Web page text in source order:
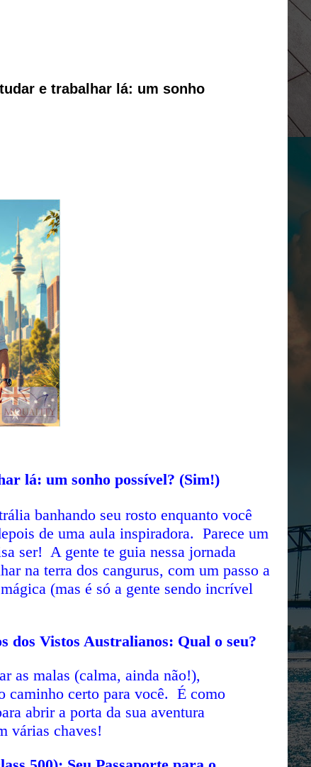
e trabalhar lá: um sonho
lá: um sonho possível? (Sim!)
banhando seu rosto enquanto você
de uma aula inspiradora. Parece um
ser! A gente te guia nessa jornada
na terra dos cangurus, com um passo a
(mas é só a gente sendo incrível
dos Vistos Australianos: Qual o seu?
as malas (calma, ainda não!),
caminho certo para você. É como
abrir a porta da sua aventura
várias chaves!